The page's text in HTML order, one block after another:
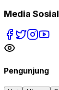
Media Sosial
Pengunjung